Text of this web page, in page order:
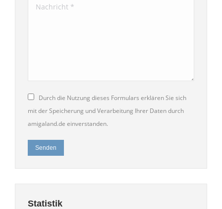
Nachricht *
Durch die Nutzung dieses Formulars erklären Sie sich
mit der Speicherung und Verarbeitung Ihrer Daten durch
amigaland.de einverstanden.
Senden
Statistik